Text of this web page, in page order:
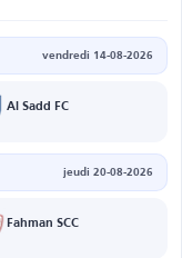
vendredi 14-08-2026
Al Sadd FC
jeudi 20-08-2026
Fahman SCC